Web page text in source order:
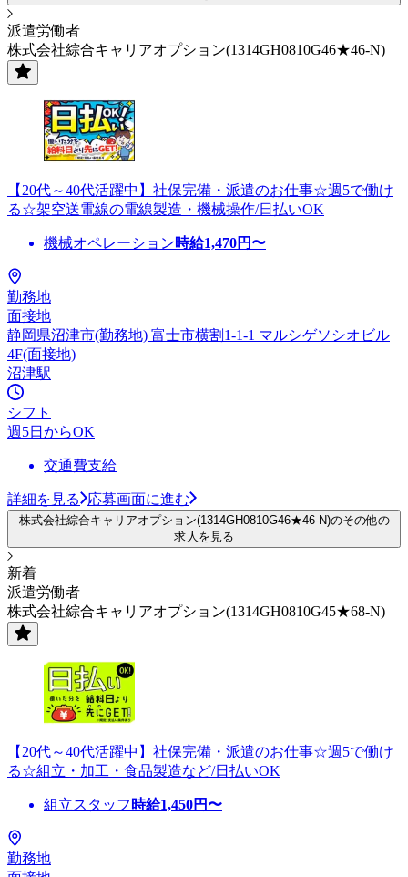
派遣労働者
株式会社綜合キャリアオプション(1314GH0810G46★46-N)
【20代～40代活躍中】社保完備・派遣のお仕事☆週5で働け
る☆架空送電線の電線製造・機械操作/日払いOK
機械オペレーション時給1,470円〜
勤務地
面接地
静岡県沼津市(勤務地) 富士市横割1-1-1 マルシゲソシオビル
4F(面接地)
沼津駅
シフト
週5日からOK
交通費支給
詳細を見る 応募画面に進む
株式会社綜合キャリアオプション(1314GH0810G46★46-N)のその他の
求人を見る
新着
派遣労働者
株式会社綜合キャリアオプション(1314GH0810G45★68-N)
【20代～40代活躍中】社保完備・派遣のお仕事☆週5で働け
る☆組立・加工・食品製造など/日払いOK
組立スタッフ 時給1,450円〜
勤務地